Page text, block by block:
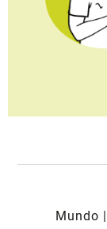
Mundo